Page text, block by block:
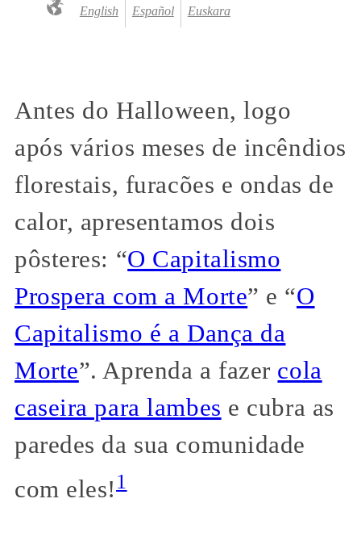
English Español Euskara
Antes do Halloween, logo
após vários meses de incêndios
florestais, furacões e ondas de
calor, apresentamos dois
pôsteres: “O Capitalismo
Prospera com a Morte” e “O
Capitalismo é a Dança da
Morte”. Aprenda a fazer cola
caseira para lambes e cubra as
paredes da sua comunidade
com eles!1